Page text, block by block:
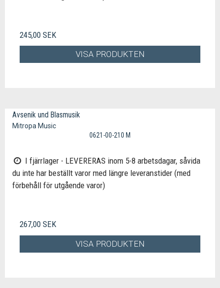
245,00 SEK
VISA PRODUKTEN
Avsenik und Blasmusik
Mitropa Music
0621-00-210 M
I fjärrlager - LEVERERAS inom 5-8 arbetsdagar, såvida
du inte har beställt varor med längre leveranstider (med
förbehåll för utgående varor)
267,00 SEK
VISA PRODUKTEN